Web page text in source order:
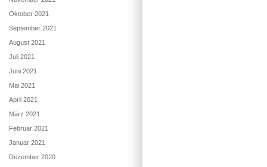
Oktober 2021
September 2021
August 2021
Juli 2021
Juni 2021
Mai 2021
April 2021
März 2021
Februar 2021
Januar 2021
Dezember 2020